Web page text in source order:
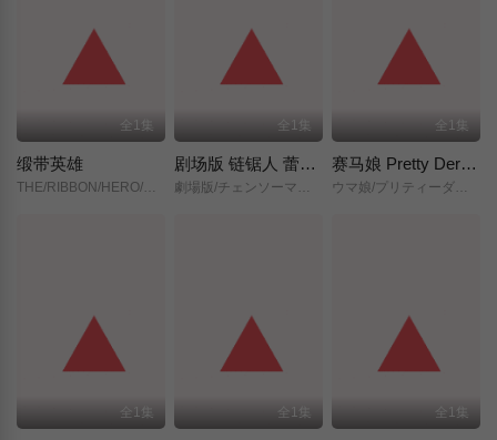
全1集
缎带英雄
全1集
剧场版 链锯人 蕾塞篇(正式版)
全1集
赛马娘 Pretty Derby 新时代之门
全1集 全1集 全1集